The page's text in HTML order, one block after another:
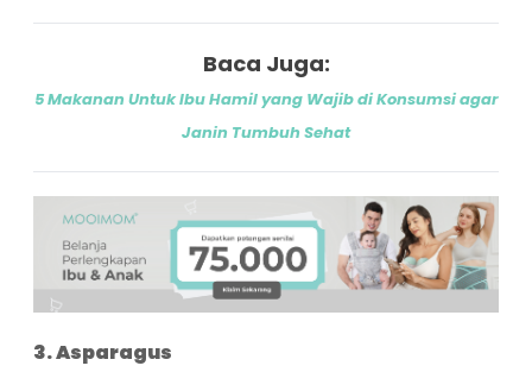
Baca Juga:
5 Makanan Untuk Ibu Hamil yang Wajib di Konsumsi agar
Janin Tumbuh Sehat
3. Asparagus